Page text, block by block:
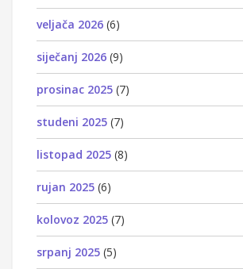
veljača 2026 (6)
siječanj 2026 (9)
prosinac 2025 (7)
studeni 2025 (7)
listopad 2025 (8)
rujan 2025 (6)
kolovoz 2025 (7)
srpanj 2025 (5)